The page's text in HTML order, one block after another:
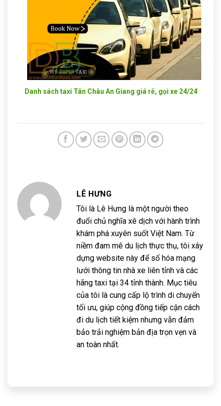
Danh sách taxi Tân Châu An Giang giá rẻ, gọi xe 24/24
LÊ HƯNG
Tôi là Lê Hưng là một người theo
đuổi chủ nghĩa xê dịch với hành trình
khám phá xuyên suốt Việt Nam. Từ
niềm đam mê du lịch thực thụ, tôi xây
dựng website này để số hóa mạng
lưới thông tin nhà xe liên tỉnh và các
hãng taxi tại 34 tỉnh thành. Mục tiêu
của tôi là cung cấp lộ trình di chuyển
tối ưu, giúp cộng đồng tiếp cận cách
đi du lịch tiết kiệm nhưng vẫn đảm
bảo trải nghiệm bản địa trọn vẹn và
an toàn nhất.